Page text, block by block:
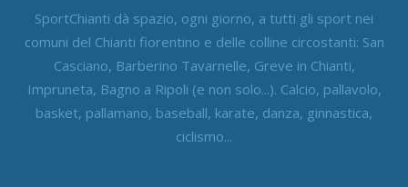
SportChianti dà spazio, ogni giorno, a tutti gli sport nei
comuni del Chianti fiorentino e delle colline circostanti: San
Casciano, Barberino Tavarnelle, Greve in Chianti,
Impruneta, Bagno a Ripoli (e non solo...). Calcio, pallavolo,
basket, pallamano, baseball, karate, danza, ginnastica,
ciclismo...